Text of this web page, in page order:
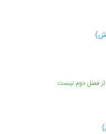
از فصل دوم نیست